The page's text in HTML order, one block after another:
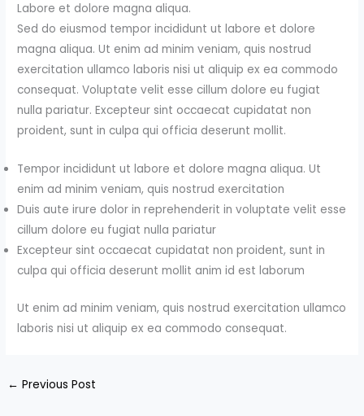
Labore et dolore magna aliqua.
Sed do eiusmod tempor incididunt ut labore et dolore
magna aliqua. Ut enim ad minim veniam, quis nostrud
exercitation ullamco laboris nisi ut aliquip ex ea commodo
consequat. Voluptate velit esse cillum dolore eu fugiat
nulla pariatur. Excepteur sint occaecat cupidatat non
proident, sunt in culpa qui officia deserunt mollit.
Tempor incididunt ut labore et dolore magna aliqua. Ut
enim ad minim veniam, quis nostrud exercitation
Duis aute irure dolor in reprehenderit in voluptate velit esse
cillum dolore eu fugiat nulla pariatur
Excepteur sint occaecat cupidatat non proident, sunt in
culpa qui officia deserunt mollit anim id est laborum
Ut enim ad minim veniam, quis nostrud exercitation ullamco
laboris nisi ut aliquip ex ea commodo consequat.
← Previous Post